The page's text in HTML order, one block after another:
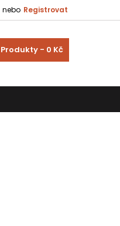
nebo Registrovat
Produkty - 0 Kč